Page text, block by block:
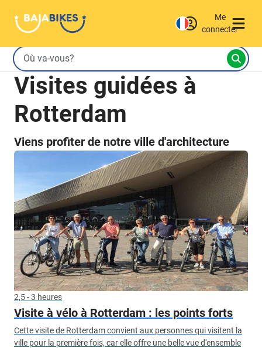
Me
connecter
Visites guidées à
Rotterdam
Viens profiter de notre ville d'architecture
2,5 - 3 heures
Visite à vélo à Rotterdam : les points forts
Cette visite de Rotterdam convient aux personnes qui visitent la
ville pour la première fois, car elle offre une belle vue d'ensemble